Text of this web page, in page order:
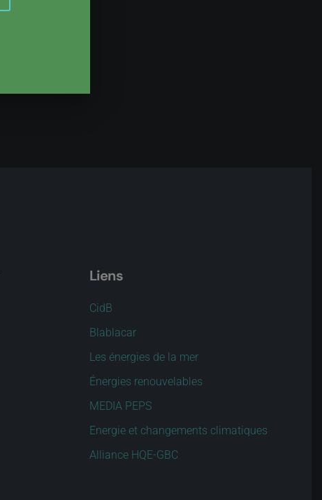
Liens
CidB
Blablacar
Les énergies de la mer
Énergies renouvelables
MEDIA PEPS
Energie et changements climatiques
Alliance HQE-GBC